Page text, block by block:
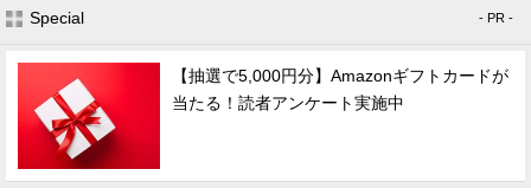
Special - PR -
【抽選で5,000円分】Amazonギフトカードが
当たる！読者アンケート実施中